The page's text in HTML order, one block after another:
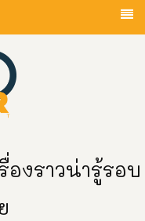
งราวน่ารู้รอบ